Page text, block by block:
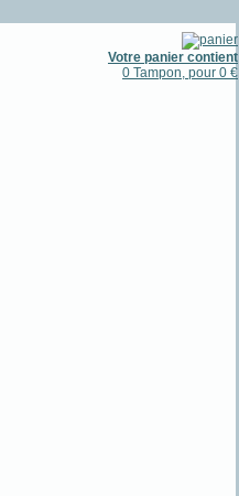
Votre panier contient
0 Tampon, pour 0 €